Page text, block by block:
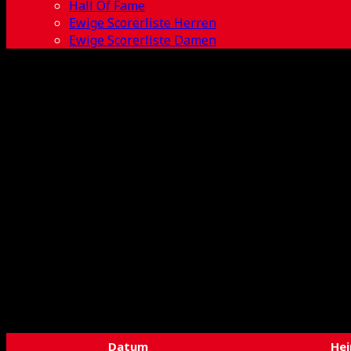
Hall Of Fame
Ewige Scorerliste Herren
Ewige Scorerliste Damen
Datum